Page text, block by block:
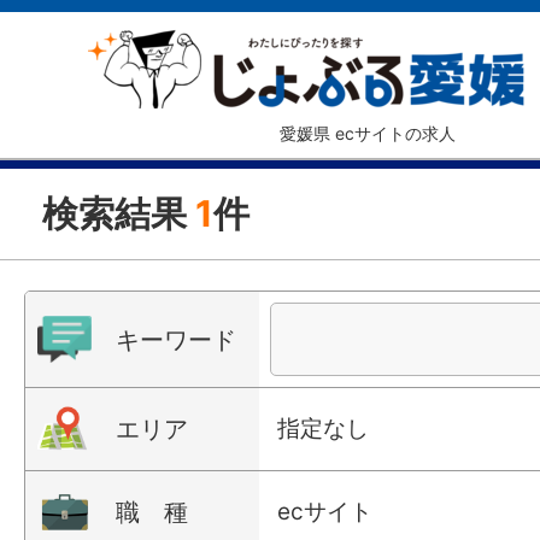
愛媛県 ecサイトの求人
検索結果 1件
キーワード
エリア 指定なし
職 種 ecサイト